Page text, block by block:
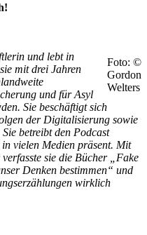
Foto: ©
Gordon
Welters
und lebt in
mit drei Jahren
und für Asyl
Sie beschäftigt sich
der Digitalisierung sowie
betreibt den Podcast
vielen Medien präsent. Mit
sie die Bücher „Fake
Denken bestimmen“ und
wirklich